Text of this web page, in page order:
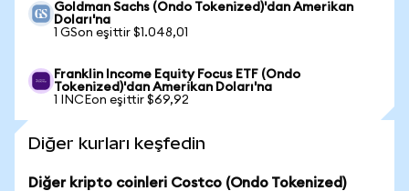
Goldman Sachs (Ondo Tokenized)'dan Amerikan
Doları'na
1 GSon eşittir $1.048,01
Franklin Income Equity Focus ETF (Ondo
Tokenized)'dan Amerikan Doları'na
1 INCEon eşittir $69,92
Diğer kurları keşfedin
Diğer kripto coinleri Costco (Ondo Tokenized)